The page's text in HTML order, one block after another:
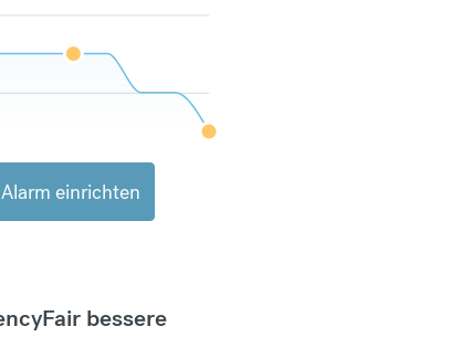
einrichten
bessere